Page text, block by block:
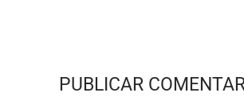
PUBLICAR